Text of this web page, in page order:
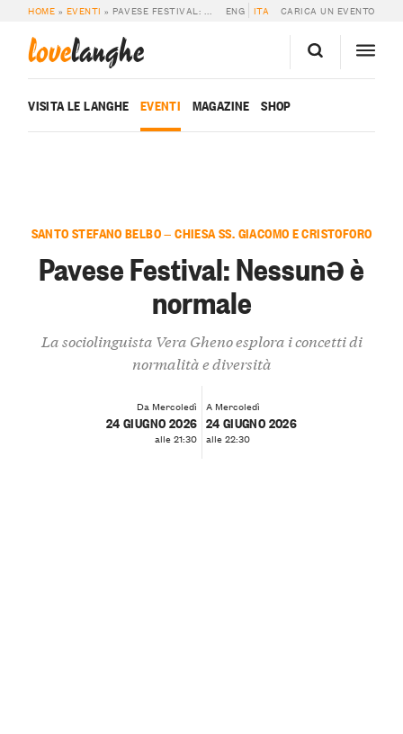
HOME » EVENTI » PAVESE FESTIVAL: NESSUNƏ È NORMALE ENG ITA CARICA UN EVENTO
lovelanghe
VISITA LE LANGHE EVENTI MAGAZINE SHOP
SANTO STEFANO BELBO — CHIESA SS. GIACOMO E CRISTOFORO
Pavese Festival: Nessunə è
normale
La sociolinguista Vera Gheno esplora i concetti di
normalità e diversità
Da Mercoledì
24 GIUGNO 2026
alle 21:30
A Mercoledì
24 GIUGNO 2026
alle 22:30